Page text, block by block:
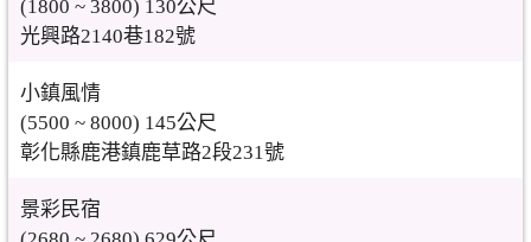
(1800 ~ 3800) 130公尺
光興路2140巷182號
小鎮風情
(5500 ~ 8000) 145公尺
彰化縣鹿港鎮鹿草路2段231號
景彩民宿